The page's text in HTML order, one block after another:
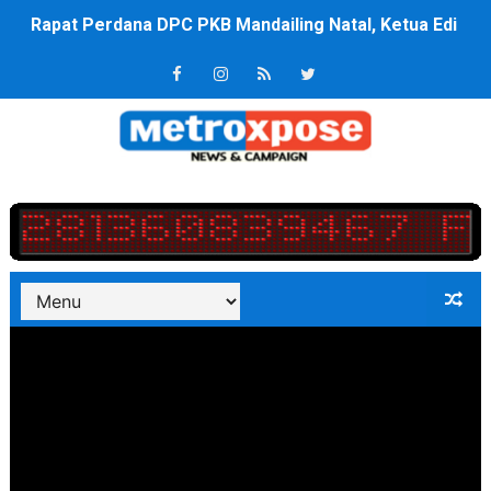
Rapat Perdana DPC PKB Mandailing Natal, Ketua Edi
Kurve Kecamatan Medan Tembung Antisipasi Banjir
Lolos 8 Besar Tim Voli MBGE Menang Telak 2;1
Optimalkan Efisiensi Anggaran, Bupati Taput JTP
Jaringan Pemasok Narkoba Diringkus, Jabodetabek
PT ASDP Cabang Ambon Siap Dukung Program Bank
Saadiah Uluputty Buka Pekan Olahraga HUT ke-81 RI